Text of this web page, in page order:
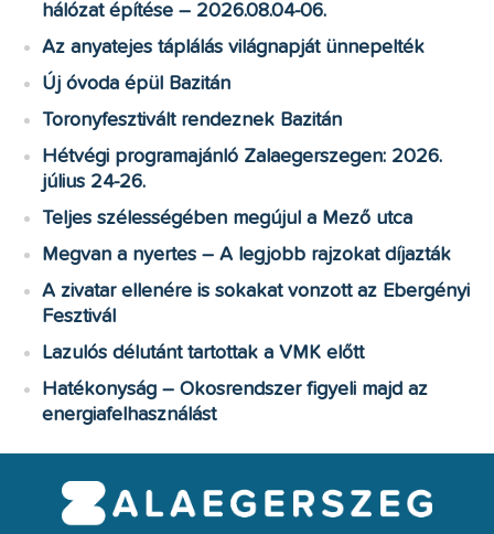
hálózat építése – 2026.08.04-06.
Az anyatejes táplálás világnapját ünnepelték
Új óvoda épül Bazitán
Toronyfesztivált rendeznek Bazitán
Hétvégi programajánló Zalaegerszegen: 2026.
július 24-26.
Teljes szélességében megújul a Mező utca
Megvan a nyertes – A legjobb rajzokat díjazták
A zivatar ellenére is sokakat vonzott az Ebergényi
Fesztivál
Lazulós délutánt tartottak a VMK előtt
Hatékonyság – Okosrendszer figyeli majd az
energiafelhasználást